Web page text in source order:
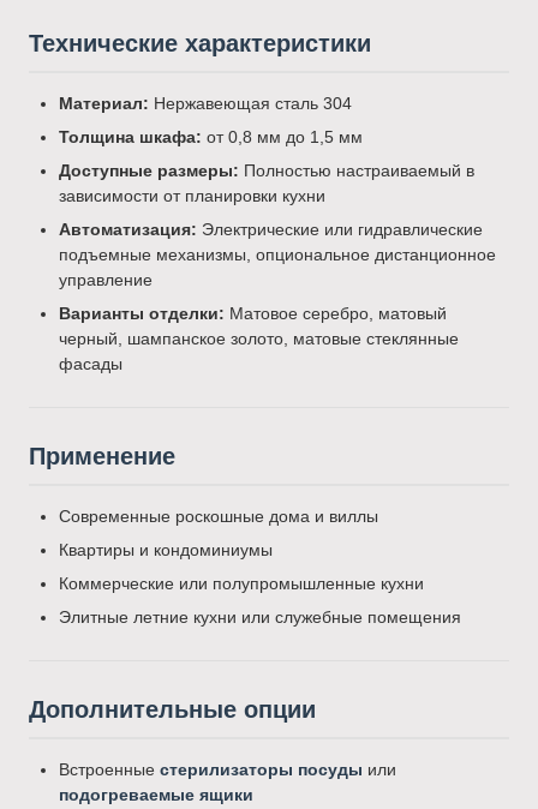
Технические характеристики
Материал: Нержавеющая сталь 304
Толщина шкафа: от 0,8 мм до 1,5 мм
Доступные размеры: Полностью настраиваемый в
зависимости от планировки кухни
Автоматизация: Электрические или гидравлические
подъемные механизмы, опциональное дистанционное
управление
Варианты отделки: Матовое серебро, матовый
черный, шампанское золото, матовые стеклянные
фасады
Применение
Современные роскошные дома и виллы
Квартиры и кондоминиумы
Коммерческие или полупромышленные кухни
Элитные летние кухни или служебные помещения
Дополнительные опции
Встроенные стерилизаторы посуды или
подогреваемые ящики